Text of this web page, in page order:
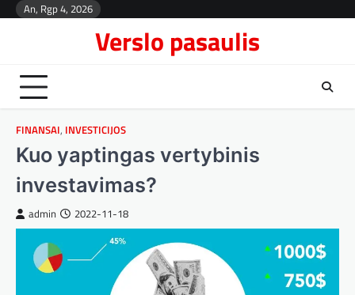
Skip An, Rgp 4, 2026
Verslo pasaulis
FINANSAI, INVESTICIJOS
Kuo yaptingas vertybinis
investavimas?
admin 2022-11-18